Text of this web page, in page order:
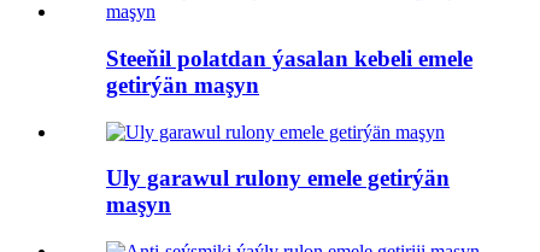
Steeňil polatdan ýasalan kebeli emele
getirýän maşyn
Uly garawul rulony emele getirýän
maşyn